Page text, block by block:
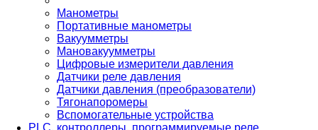
Манометры
Портативные манометры
Вакуумметры
Мановакуумметры
Цифровые измерители давления
Датчики реле давления
Датчики давления (преобразователи)
Тягонапоромеры
Вспомогательные устройства
PLС, контроллеры, программируемые реле